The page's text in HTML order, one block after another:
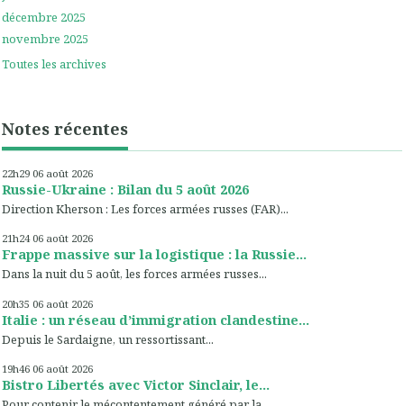
décembre 2025
novembre 2025
Toutes les archives
Notes récentes
22h29 06 août 2026
Russie-Ukraine : Bilan du 5 août 2026
Direction Kherson : Les forces armées russes (FAR)...
21h24 06 août 2026
Frappe massive sur la logistique : la Russie...
Dans la nuit du 5 août, les forces armées russes...
20h35 06 août 2026
Italie : un réseau d’immigration clandestine...
Depuis le Sardaigne, un ressortissant...
19h46 06 août 2026
Bistro Libertés avec Victor Sinclair, le...